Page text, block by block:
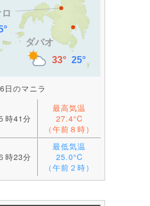
日のマニラ
時41分
最高気温
27.4°C
（午前８時）
時23分
最低気温
25.0°C
（午前２時）